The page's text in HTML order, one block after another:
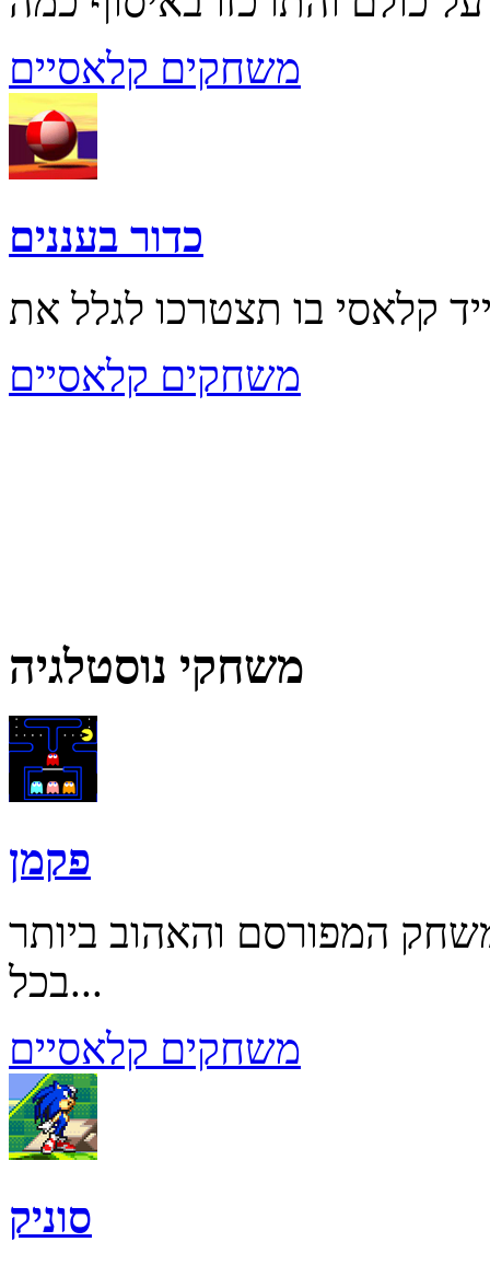
משחקים קלאסיים
כדור בעננים
משחקים קלאסיים
משחקי נוסטלגיה
פקמן
המפורסם והאהוב ביותר
בכל...
משחקים קלאסיים
סוניק